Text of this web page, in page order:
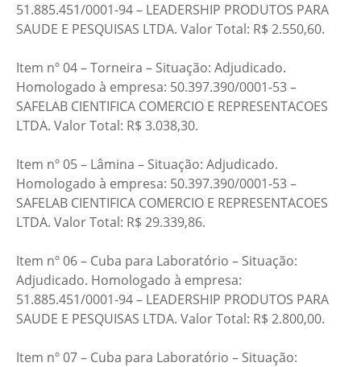
51.885.451/0001-94 – LEADERSHIP PRODUTOS PARA
SAUDE E PESQUISAS LTDA. Valor Total: R$ 2.550,60.
Item nº 04 – Torneira – Situação: Adjudicado.
Homologado à empresa: 50.397.390/0001-53 –
SAFELAB CIENTIFICA COMERCIO E REPRESENTACOES
LTDA. Valor Total: R$ 3.038,30.
Item nº 05 – Lâmina – Situação: Adjudicado.
Homologado à empresa: 50.397.390/0001-53 –
SAFELAB CIENTIFICA COMERCIO E REPRESENTACOES
LTDA. Valor Total: R$ 29.339,86.
Item nº 06 – Cuba para Laboratório – Situação:
Adjudicado. Homologado à empresa:
51.885.451/0001-94 – LEADERSHIP PRODUTOS PARA
SAUDE E PESQUISAS LTDA. Valor Total: R$ 2.800,00.
Item nº 07 – Cuba para Laboratório – Situação: